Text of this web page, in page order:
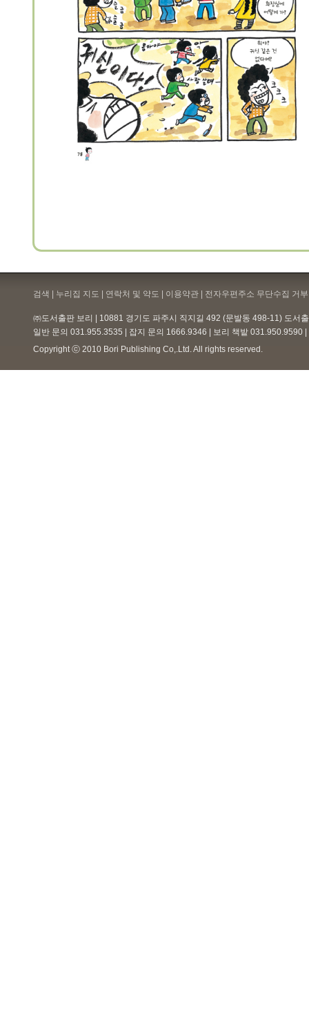
검색 | 누리집 지도 | 연락처 및 약도 | 이용약관 | 전자우편주소 무단수집 거
㈜도서출판 보리 | 10881 경기도 파주시 직지길 492 (문발동 498-11) 도서
일반 문의 031.955.3535 | 잡지 문의 1666.9346 | 보리 책밭 031.950.9590
Copyright ⓒ 2010 Bori Publishing Co,.Ltd. All rights reserved.